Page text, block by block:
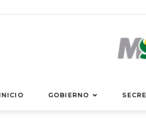
INICIO GOBIERNO